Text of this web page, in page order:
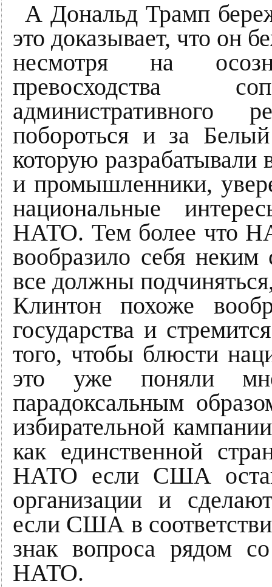
А Дональд Трамп
это доказывает, что он
несмотря на
превосходства
административного
побороться и за
которую
и промышленники,
национальные
НАТО. Тем более что
вообразило себя неким
все должны
Клинтон похоже
государства и
того, чтобы блюсти
это уже поняли
парадоксальным
избирательной
как единственной
НАТО если США
организации и
если США в
знак вопроса рядом
НАТО.